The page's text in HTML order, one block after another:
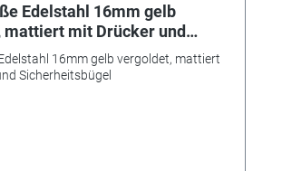
Edelstahl 16mm gelb
mattiert mit Drücker und
16mm gelb vergoldet, mattiert
Sicherheitsbügel